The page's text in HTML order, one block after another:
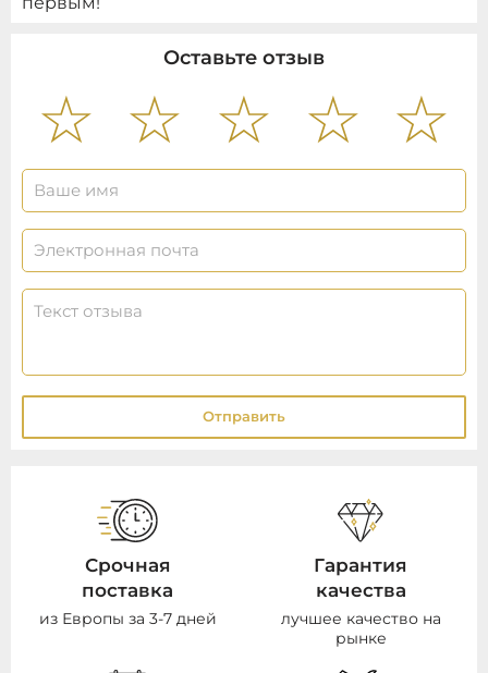
Оставьте отзыв
Отправить
Срочная
поставка
из Европы за 3-7 дней
Гарантия
качества
лучшее качество на
рынке